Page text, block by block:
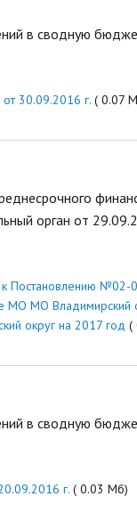
в сводную
30.09.2016 г. ( 0.07
орган от
Постановлению №02-
МО Владимирский
округ на 2017 год (
в сводную
г. ( 0.03 Мб)